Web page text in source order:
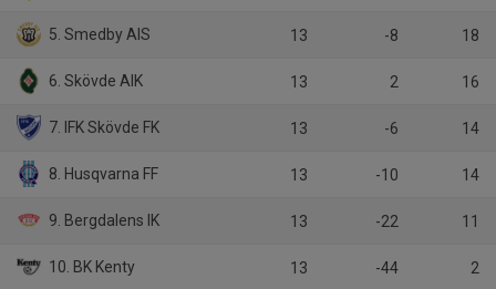
5. Smedby AIS 13 -8 18
6. Skövde AIK 13 2 16
7. IFK Skövde FK 13 -6 14
8. Husqvarna FF 13 -10 14
9. Bergdalens IK 13 -22 11
10. BK Kenty 13 -44 2